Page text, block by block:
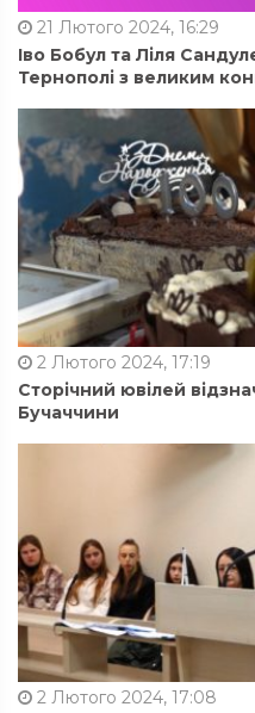
21 Лютого 2024, 16:29
Іво Бобул та Ліля
Тернополі з великим
2 Лютого 2024, 17:19
Сторічний ювілей
Бучаччини
2 Лютого 2024, 17:08